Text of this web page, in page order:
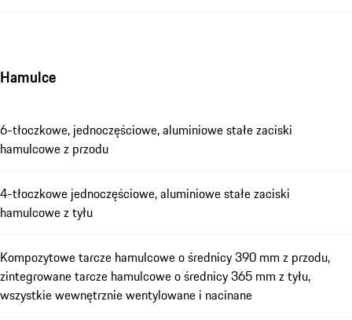
Hamulce
6-tłoczkowe, jednoczęściowe, aluminiowe stałe zaciski
hamulcowe z przodu
4-tłoczkowe jednoczęściowe, aluminiowe stałe zaciski
hamulcowe z tyłu
Kompozytowe tarcze hamulcowe o średnicy 390 mm z przodu,
zintegrowane tarcze hamulcowe o średnicy 365 mm z tyłu,
wszystkie wewnętrznie wentylowane i nacinane